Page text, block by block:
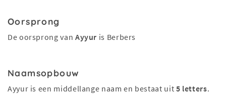
Oorsprong
De oorsprong van Ayyur is Berbers
Naamsopbouw
Ayyur is een middellange naam en bestaat uit 5 letters.